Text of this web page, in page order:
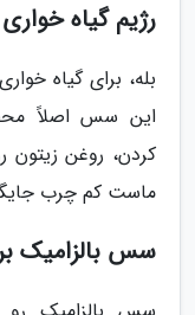
رژیم گیاه
بله، برای گیاه
این سس اصلاً
کردن، روغن زیتون
ماست کم چرب
سس بالزامیک